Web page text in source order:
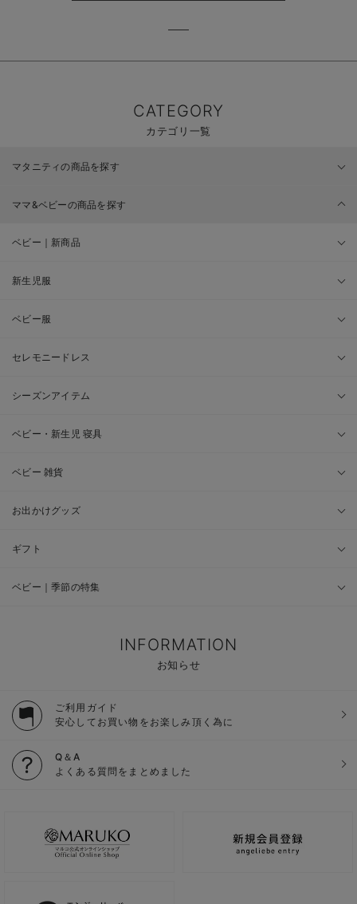
CATEGORY
カテゴリ一覧
マタニティの商品を探す
ママ&ベビーの商品を探す
ベビー｜新商品
新生児服
ベビー服
セレモニードレス
シーズンアイテム
ベビー・新生児 寝具
ベビー 雑貨
お出かけグッズ
ギフト
ベビー｜季節の特集
INFORMATION
お知らせ
ご利用ガイド
安心してお買い物をお楽しみ頂く為に
Q＆A
よくある質問をまとめました